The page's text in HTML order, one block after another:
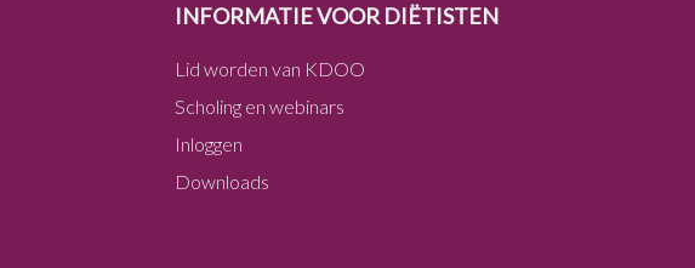
INFORMATIE VOOR DIËTISTEN
Lid worden van KDOO
Scholing en webinars
Inloggen
Downloads